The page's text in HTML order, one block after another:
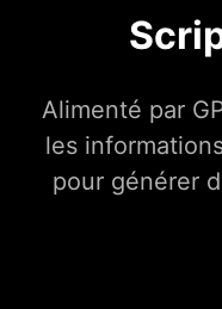
Alimenté par
les
pour générer